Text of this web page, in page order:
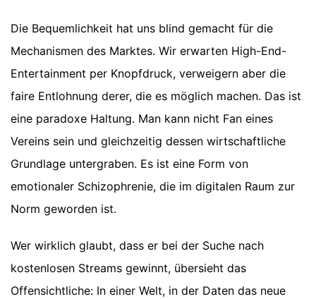
Die Bequemlichkeit hat uns blind gemacht für die
Mechanismen des Marktes. Wir erwarten High-End-
Entertainment per Knopfdruck, verweigern aber die
faire Entlohnung derer, die es möglich machen. Das ist
eine paradoxe Haltung. Man kann nicht Fan eines
Vereins sein und gleichzeitig dessen wirtschaftliche
Grundlage untergraben. Es ist eine Form von
emotionaler Schizophrenie, die im digitalen Raum zur
Norm geworden ist.
Wer wirklich glaubt, dass er bei der Suche nach
kostenlosen Streams gewinnt, übersieht das
Offensichtliche: In einer Welt, in der Daten das neue